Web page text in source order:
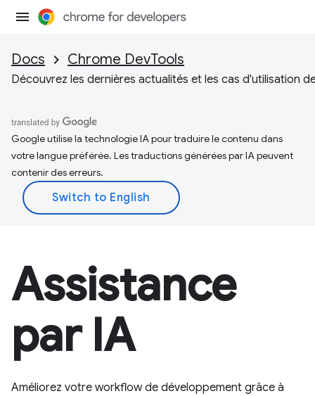
Docs Chrome DevTools
Découvrez les dernières actualités et les cas d'utilisation
Google utilise la technologie IA pour traduire le contenu dans
votre langue préférée. Les traductions générées par IA peuvent
contenir des erreurs.
Assistance
par IA
Améliorez votre workflow de développement grâce à